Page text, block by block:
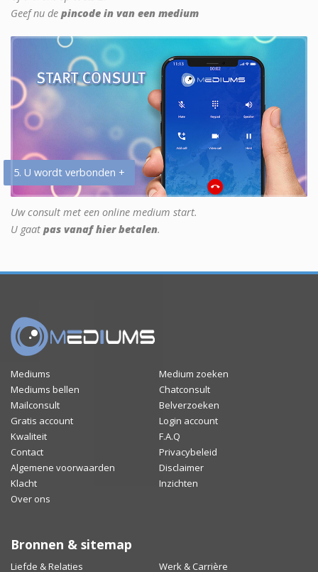
Geef nu de pincode in van een medium
5. U wordt verbonden +
Uw consult met een online medium start.
U gaat pas vanaf hier betalen.
Mediums
Medium zoeken
Mediums bellen
Chatconsult
Mailconsult
Belverzoeken
Gratis account
Login account
Kwaliteit
F.A.Q
Contact
Privacybeleid
Algemene voorwaarden
Disclaimer
Klacht
Inzichten
Over ons
Bronnen & sitemap
Liefde & Relaties Werk & Carrière